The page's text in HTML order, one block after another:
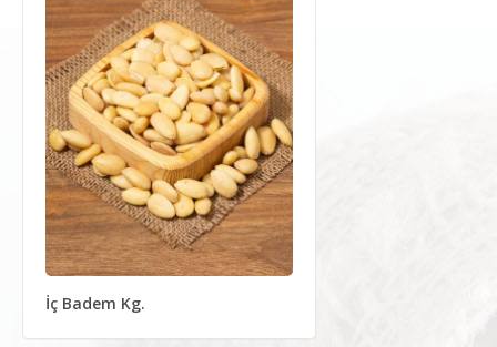
İç Badem Kg.